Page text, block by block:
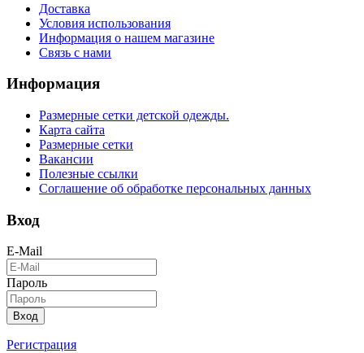
Доставка
Условия использования
Информация о нашем магазине
Связь с нами
Информация
Размерные сетки детской одежды.
Карта сайта
Размерные сетки
Вакансии
Полезные ссылки
Соглашение об обработке персональных данных
Вход
E-Mail
Пароль
Вход
Регистрация